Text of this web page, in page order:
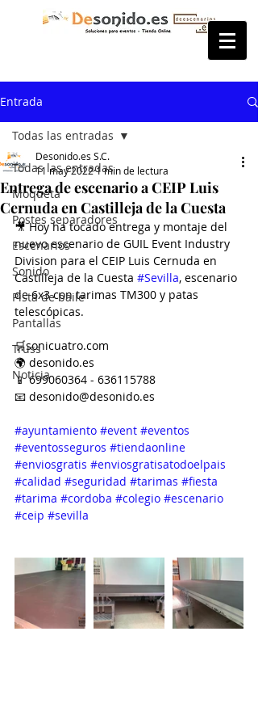
Entrada
Todas las entradas
Moqueta
Postes separadores
Escenarios
Sonido
Pista de baile
Pantallas
Truss
Noticia
Todas las entradas
Entrega de escenario a CEIP Luis
Cernuda en Castilleja de la Cuesta
Desonido.es S.C.
11 may 20221 min de lectura
🎥 Hoy ha tocado entrega y montaje del
nuevo escenario de GUIL Event Industry
Division para el CEIP Luis Cernuda en
Castilleja de la Cuesta #Sevilla, escenario
de 6x3 con tarimas TM300 y patas
telescópicas.
🛒sonicuatro.com
🌍 desonido.es
📱 699060364 - 636115788
📧 desonido@desonido.es
#ayuntamiento #event #eventos
#eventosseguros #tiendaonline
#enviosgratis #enviosgratisatodoelpais
#calidad #seguridad #tarimas #fiesta
#tarima #cordoba #colegio #escenario
#ceip #sevilla